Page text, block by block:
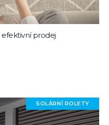
efektivní prodej
SOLÁRNÍ ROLETY